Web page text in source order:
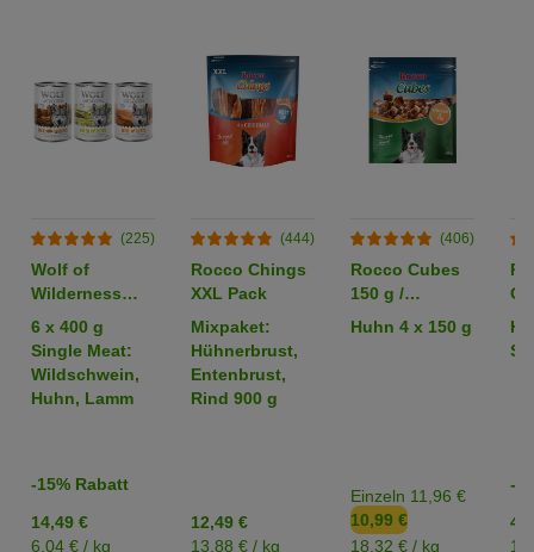
(225)
Wolf of
Wilderness
Adult -
Mixpaket
6 x 400 g
Single Meat:
Wildschwein,
Huhn, Lamm
-15% Rabatt
14,49 €
6,04 € / kg
(444)
Rocco Chings
XXL Pack
Mixpaket:
Hühnerbrust,
Entenbrust,
Rind 900 g
12,49 €
13,88 € / kg
(406)
Rocco Cubes
150 g /
Sparpaket %
Huhn 4 x 150 g
Einzeln 11,96 €
10,99 €
18,32 € / kg
-